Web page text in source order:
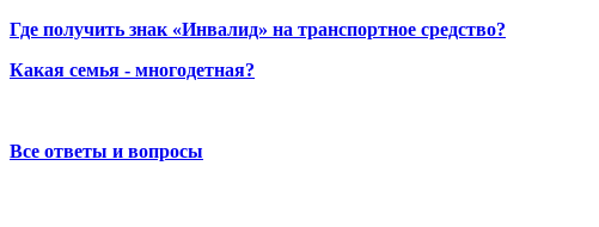
Где получить знак «Инвалид» на транспортное средство?
Какая семья - многодетная?
Все ответы и вопросы